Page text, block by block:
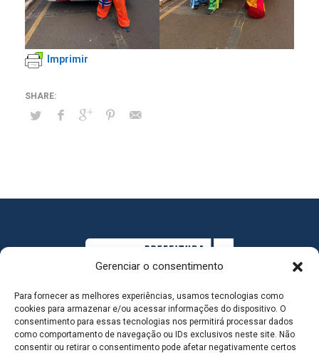
Gerenciar o consentimento
Para fornecer as melhores experiências, usamos tecnologias como
cookies para armazenar e/ou acessar informações do dispositivo. O
consentimento para essas tecnologias nos permitirá processar dados
como comportamento de navegação ou IDs exclusivos neste site. Não
consentir ou retirar o consentimento pode afetar negativamente certos
Imprimir
MAPA DO SITE